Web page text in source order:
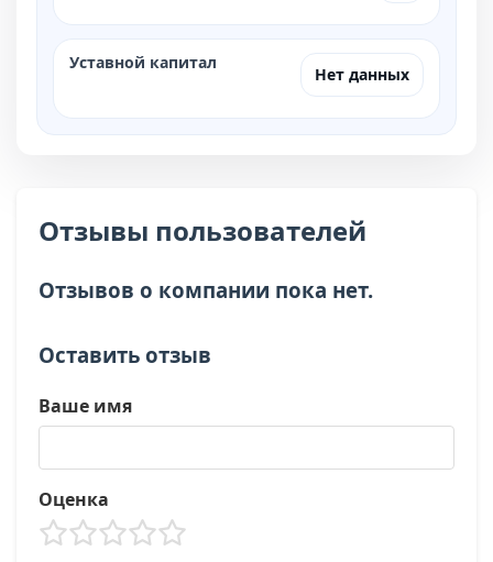
Уставной капитал
Нет данных
Отзывы пользователей
Отзывов о компании пока нет.
Оставить отзыв
Ваше имя
Оценка